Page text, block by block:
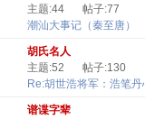
主题:44
帖子:77
潮汕大事记（秦至唐）
胡氏名人
主题:52
帖子:130
Re:胡世浩将军：浩笔丹
谱谍字辈